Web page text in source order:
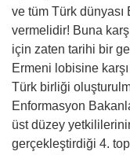
ve tüm Türk
vermelidir! Buna
için zaten tarihi bir
Ermeni lobisine
Türk birliği
Enformasyon
üst düzey
gerçekleştirdiği 4.